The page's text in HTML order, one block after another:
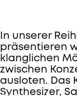
21.
In unserer
präsentieren
klanglichen
zwischen
ausloten. Das
Synthesizer,